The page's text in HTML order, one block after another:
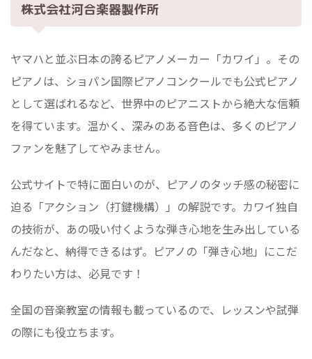
株式会社河合楽器製作所
ヤマハと並ぶ日本の誇るピアノメーカー「カワイ」。その
ピアノは、ショパン国際ピアノコンクールでも公式ピアノ
として選ばれるなど、世界中のピアニストから絶大な信頼
を得ています。温かく、深みのある音色は、多くのピアノ
ファンを魅了してやみません。
公式サイトで特に面白いのが、ピアノのタッチ感の秘密に
迫る「アクション（打鍵機構）」の解説です。カワイ独自
の技術が、あの吸い付くような弾き心地を生み出している
んだなと、納得できるはず。ピアノの「弾き心地」にこだ
わりたい方は、必見です！
全国の音楽教室の情報も載っているので、レッスンや試弾
の際にも役立ちます。